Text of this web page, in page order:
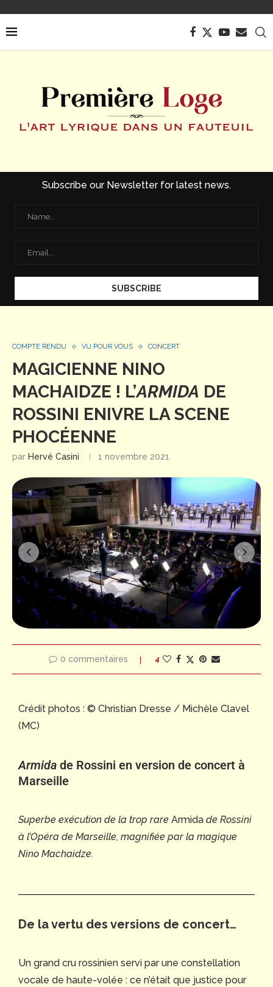
Subscribe our Newsletter for latest news.
COMPTE RENDU VU POUR VOUS CONCERT
MAGICIENNE NINO
MACHAIDZE ! L’ARMIDA DE
ROSSINI ENIVRE LA SCENE
PHOCÉENNE
par Hervé Casini 1 novembre 2021
0 commentaires 4
Crédit photos : © Christian Dresse / Michèle Clavel
(MC)
Armida de Rossini en version de concert à
Marseille
Superbe exécution de la trop rare Armida de Rossini
à l’Opéra de Marseille, magnifiée par la magique
Nino Machaidze.
De la vertu des versions de concert…
Un grand cru rossinien servi par une constellation
vocale de haute-volée : ce n’était que justice pour